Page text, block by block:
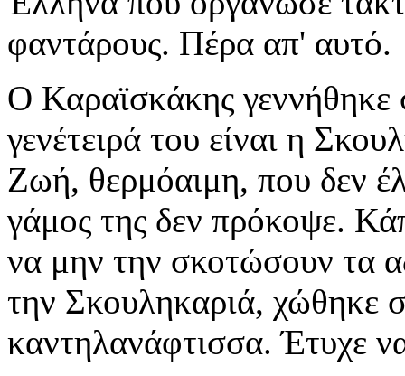
φαντάρους. Πέρα απ' αυτό.
Ο Καραϊσκάκης
γενέτειρά του είναι η
Ζωή, θερμόαιμη, που δεν
γάμος της δεν πρόκοψε.
να μην την σκοτώσουν τα
την Σκουληκαριά, χώθηκε
καντηλανάφτισσα. Έτυχε